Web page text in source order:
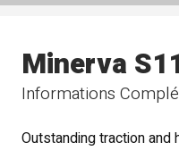
Informations
Minerva
Outstanding traction and